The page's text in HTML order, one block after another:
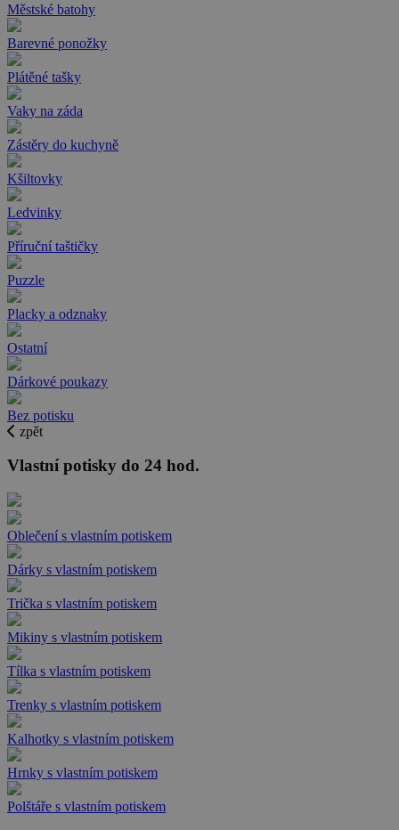
Městské batohy
Barevné ponožky
Plátěné tašky
Vaky na záda
Zástěry do kuchyně
Kšiltovky
Ledvinky
Příruční taštičky
Puzzle
Placky a odznaky
Ostatní
Dárkové poukazy
Bez potisku
zpět
Vlastní potisky do 24 hod.
Oblečení s vlastním potiskem
Dárky s vlastním potiskem
Trička s vlastním potiskem
Mikiny s vlastním potiskem
Tílka s vlastním potiskem
Trenky s vlastním potiskem
Kalhotky s vlastním potiskem
Hrnky s vlastním potiskem
Polštáře s vlastním potiskem